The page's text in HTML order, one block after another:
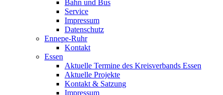
Bahn und Bus
Service
Impressum
Datenschutz
Ennepe-Ruhr
Kontakt
Essen
Aktuelle Termine des Kreisverbands Essen
Aktuelle Projekte
Kontakt & Satzung
Impressum